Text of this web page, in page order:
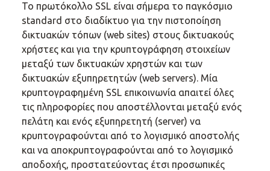
Το πρωτόκολλο SSL είναι σήμερα το παγκόσμιο
standard στο διαδίκτυο για την πιστοποίηση
δικτυακών τόπων (web sites) στους δικτυακούς
χρήστες και για την κρυπτογράφηση στοιχείων
μεταξύ των δικτυακών χρηστών και των
δικτυακών εξυπηρετητών (web servers). Μία
κρυπτογραφημένη SSL επικοινωνία απαιτεί όλες
τις πληροφορίες που αποστέλλονται μεταξύ ενός
πελάτη και ενός εξυπηρετητή (server) να
κρυπτογραφούνται από το λογισμικό αποστολής
και να αποκρυπτογραφούνται από το λογισμικό
αποδοχής, προστατεύοντας έτσι προσωπικές